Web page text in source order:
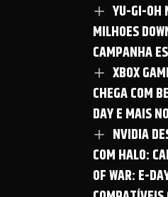
YU-GI-OH
MILHOES
CAMPANHA
XBOX
CHEGA COM
DAY E MAIS
NVIDIA
COM HALO:
OF WAR: E-